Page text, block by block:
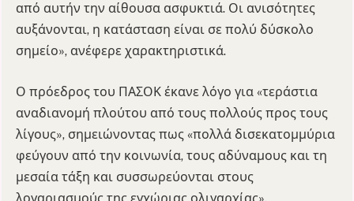
από αυτήν την αίθουσα ασφυκτιά. Οι ανισότητες
αυξάνονται, η κατάσταση είναι σε πολύ δύσκολο
σημείο», ανέφερε χαρακτηριστικά.
Ο πρόεδρος του ΠΑΣΟΚ έκανε λόγο για «τεράστια
αναδιανομή πλούτου από τους πολλούς προς τους
λίγους», σημειώνοντας πως «πολλά δισεκατομμύρια
φεύγουν από την κοινωνία, τους αδύναμους και τη
μεσαία τάξη και συσσωρεύονται στους